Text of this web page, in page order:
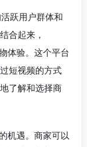
跃用户群体和
合起来，
体验。这个平台
短视频的方式
了解和选择商
机遇。商家可以